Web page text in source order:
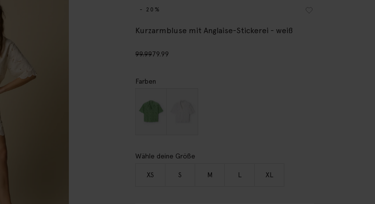
- 20%
Kurzarmbluse mit Anglaise-Stickerei - weiß
99.9979.99
Farben
Wähle deine Größe
XS S M L XL